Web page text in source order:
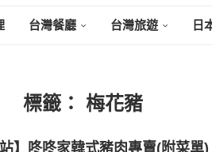
台灣餐廳 台灣旅遊 日
標籤：梅花豬
站】咚咚家韓式豬肉專賣(附菜單